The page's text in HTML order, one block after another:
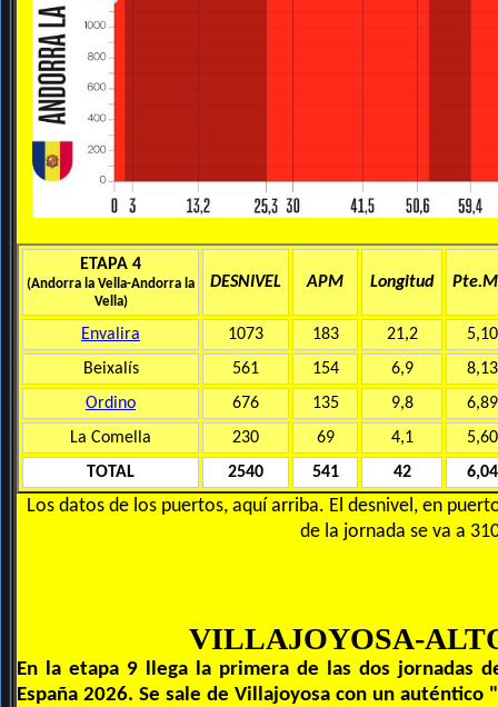
ETAPA 4
(Andorra la Vella-Andorra la
Vella)
DESNIVEL APM Longitud
Envalira 1073 183 21,2
Beixalís
561 154 6,9
Ordino
676 135 9,8
La Comella
230 69 4,1
TOTAL
2540 541 42
Los datos de los puertos, aquí arriba. El desnivel, en
de la jornada se va a
VILLAJOYOSA-
En la etapa 9 llega la primera de las dos jornadas
España 2026. Se sale de Villajoyosa con un